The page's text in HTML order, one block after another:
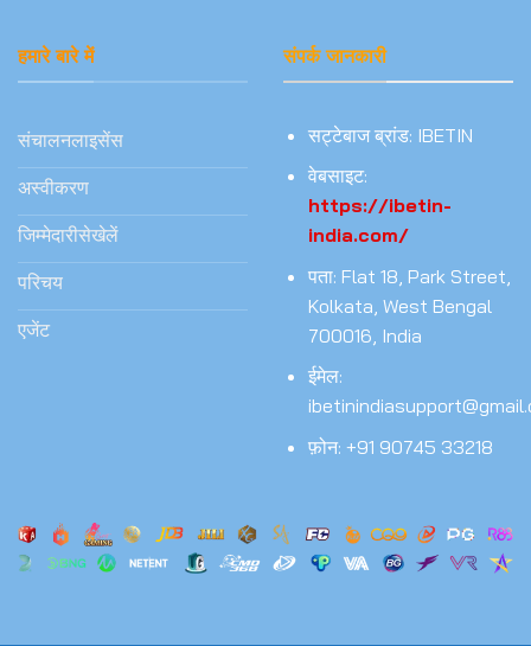
हमारे बारे में
संचालनलाइसेंस
अस्वीकरण
जिम्मेदारीसेखेलें
परिचय
एजेंट
संपर्क जानकारी
सट्टेबाज ब्रांड: IBETIN
वेबसाइट:
https://ibetin-
india.com/
पता: Flat 18, Park Street,
Kolkata, West Bengal
700016, India
ईमेल:
फ़ोन: +91 90745 33218